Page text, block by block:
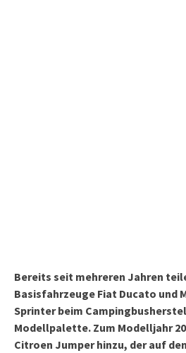
Bereits seit mehreren Jahren
Basisfahrzeuge Fiat Ducato und
Sprinter beim
Modellpalette. Zum Modelljahr
Citroen Jumper hinzu, der auf